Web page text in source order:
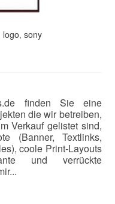
logo,sony
finden Sie eine
die wir betreiben,
Verkauf gelistet sind,
(Banner, Textlinks,
coole Print-Layouts
und verrückte